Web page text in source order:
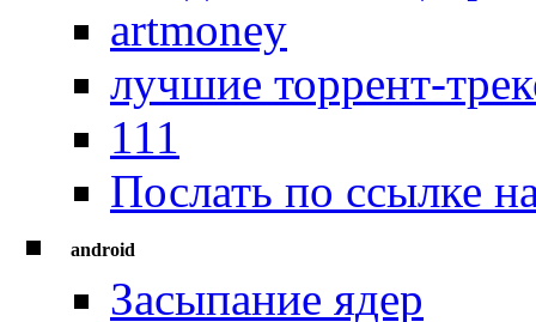
artmoney
лучшие торрент-
111
Послать по ссылке
android
Засыпание ядер